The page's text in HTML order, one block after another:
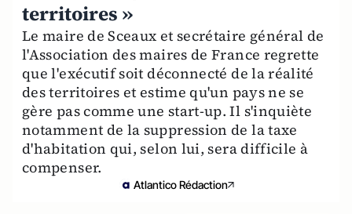
territoires »
Le maire de Sceaux et secrétaire général de
l'Association des maires de France regrette
que l'exécutif soit déconnecté de la réalité
des territoires et estime qu'un pays ne se
gère pas comme une start-up. Il s'inquiète
notamment de la suppression de la taxe
d'habitation qui, selon lui, sera difficile à
compenser.
Atlantico Rédaction